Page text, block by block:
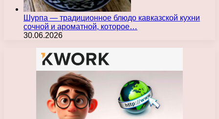
Шурпа — традиционное блюдо кавказской кухни
сочной и ароматной, которое…
30.06.2026